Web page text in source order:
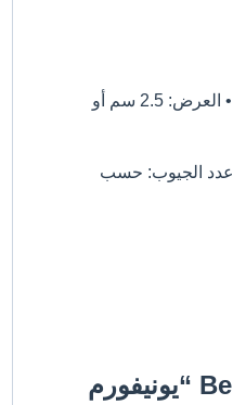
اللون: احمر ، ازرق , ازرق غامق • العرض: 2.5 سم أو
عدد الجيوب: حسب
Be the first to review “يونيفورم